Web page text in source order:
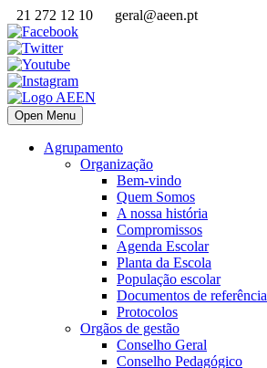
21 272 12 10 geral@aeen.pt
Open Menu
Agrupamento
Organização
Bem-vindo
Quem Somos
A nossa história
Compromissos
Agenda Escolar
Planta da Escola
População escolar
Documentos de referência
Protocolos
Orgãos de gestão
Conselho Geral
Conselho Pedagógico